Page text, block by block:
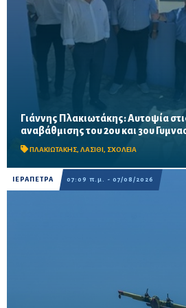
Γιάννης Πλακιωτάκης: Αυτοψία
αναβάθμισης του 2ου και 3ου
ΠΛΑΚΙΩΤΑΚΗΣ, ΛΑΣΙΘΙ, ΣΧΟΛΕΙΑ
Οι παρεμβάσεις του προγράμματος
αναμένεται να ολοκληρωθούν πριν από
Προβλέπονται ανακαινίσεις αιθουσών,
ΙΕΡΑΠΕΤΡΑ 07:09 π.μ. - 07/08/2026